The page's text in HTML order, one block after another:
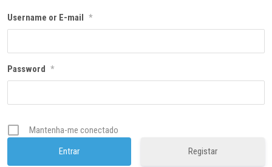
Username or E-mail *
Password *
Mantenha-me conectado
Registar